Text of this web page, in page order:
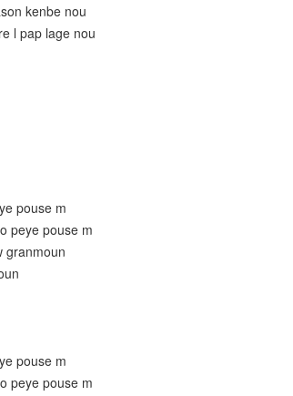
kenbe nou
l pap lage nou
pouse m
peye pouse m
granmoun
pouse m
peye pouse m